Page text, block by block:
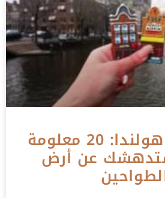
حقائق عن هولندا: 20 معلومة
عن أرض